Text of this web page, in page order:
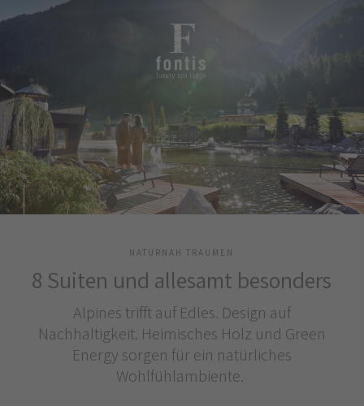
NATURNAH TRÄUMEN
8 Suiten und allesamt besonders
Alpines trifft auf Edles. Design auf
Nachhaltigkeit. Heimisches Holz und Green
Energy sorgen für ein natürliches
Wohlfühlambiente.